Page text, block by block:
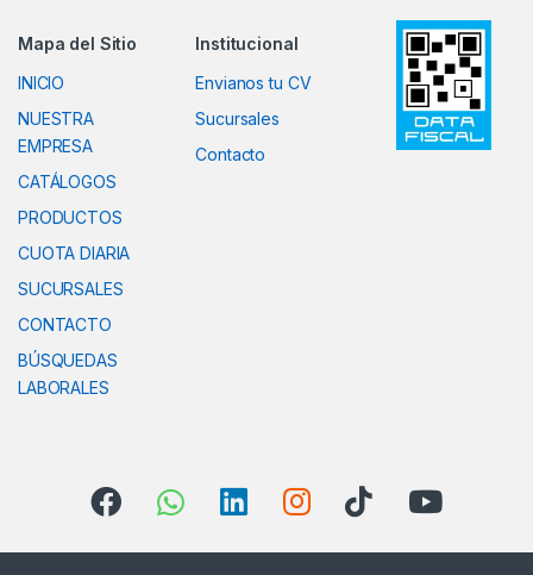
Mapa del Sitio
INICIO
NUESTRA
EMPRESA
CATÁLOGOS
PRODUCTOS
CUOTA DIARIA
SUCURSALES
CONTACTO
BÚSQUEDAS
LABORALES
Institucional
Envianos tu CV
Sucursales
Contacto